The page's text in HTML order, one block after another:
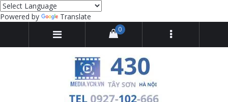
Powered by Translate
0